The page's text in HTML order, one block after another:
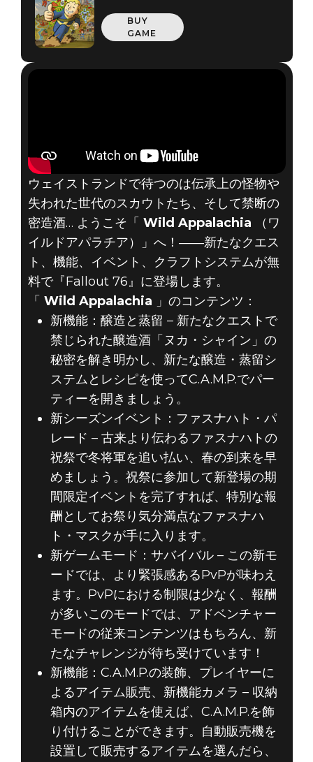
Fallout 76
2019年3月13日
無料アップデー
ト WILD
APPALACHIA 配
信中！
BUY
GAME
ウェイストランドで待つのは伝承上の怪物や
失われた世代のスカウトたち、そして禁断の
密造酒… ようこそ「 Wild Appalachia （ワ
イルドアパラチア）」へ！――新たなクエス
ト、機能、イベント、クラフトシステムが無
料で『Fallout 76』に登場します。
「 Wild Appalachia 」のコンテンツ：
新機能：醸造と蒸留 – 新たなクエストで
禁じられた醸造酒「ヌカ・シャイン」の
秘密を解き明かし、新たな醸造・蒸留シ
ステムとレシピを使ってC.A.M.P.でパー
ティーを開きましょう。
新シーズンイベント：ファスナハト・パ
レード – 古来より伝わるファスナハトの
祝祭で冬将軍を追い払い、春の到来を早
めましょう。祝祭に参加して新登場の期
間限定イベントを完了すれば、特別な報
酬としてお祭り気分満点なファスナハ
ト・マスクが手に入ります。
新ゲームモード：サバイバル – この新モ
ードでは、より緊張感あるPvPが味わえ
ます。PvPにおける制限は少なく、報酬
が多いこのモードでは、アドベンチャー
モードの従来コンテンツはもちろん、新
たなチャレンジが待ち受けています！
新機能：C.A.M.P.の装飾、プレイヤーに
よるアイテム販売、新機能カメラ – 収納
箱内のアイテムを使えば、C.A.M.P.を飾
り付けることができます。自動販売機を
設置して販売するアイテムを選んだら、